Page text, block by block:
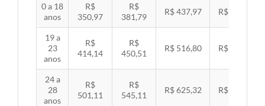
0 a 18
anos
R$
350,97
R$
381,79
R$ 437,97 R$ 451,33
19 a
23
anos
R$
414,14
R$
450,51
R$ 516,80 R$ 532,57
24 a
28
anos
R$
501,11
R$
545,11
R$ 625,32 R$ 644,40